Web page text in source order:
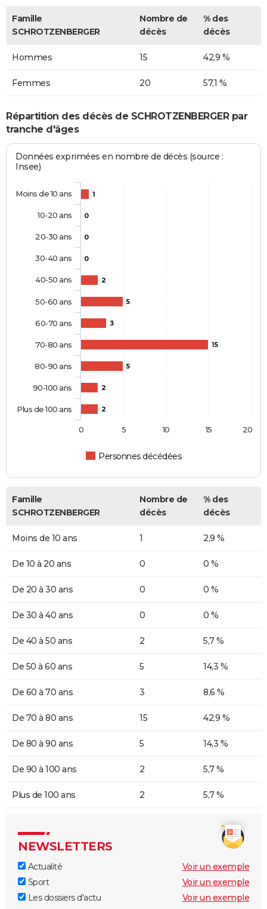
Famille
SCHROTZENBERGER
Nombre de
décès
% des
décès
Hommes 15 42,9 %
Femmes 20 57,1 %
Répartition des décès de SCHROTZENBERGER par
tranche d'âges
Données exprimées en nombre de décès (source :
Insee)
1
0
0
0
2
5
3
15
5
2
2
Personnes décédées
Moins de 10 ans
10-20 ans
20-30 ans
30-40 ans
40-50 ans
50-60 ans
60-70 ans
70-80 ans
80-90 ans
90-100 ans
Plus de 100 ans
0 5 10 15 20
Famille
SCHROTZENBERGER
Nombre de
décès
% des
décès
Moins de 10 ans 1 2,9 %
De 10 à 20 ans 0 0 %
De 20 à 30 ans 0 0 %
De 30 à 40 ans 0 0 %
De 40 à 50 ans 2 5,7 %
De 50 à 60 ans 5 14,3 %
De 60 à 70 ans 3 8,6 %
De 70 à 80 ans 15 42,9 %
De 80 à 90 ans 5 14,3 %
De 90 à 100 ans 2 5,7 %
Plus de 100 ans 2 5,7 %
NEWSLETTERS
Actualité
Voir un exemple
Sport
Voir un exemple
Les dossiers d'actu
Voir un exemple